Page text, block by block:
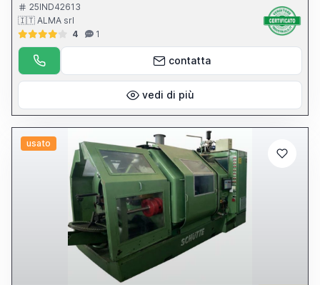
25IND42613
🇮🇹 ALMA srl
4
1
contatta
vedi di più
usato